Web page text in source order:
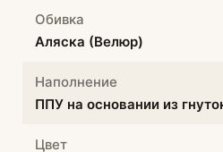
Обивка
Аляска (Велюр)
Наполнение
ППУ на основании из
Цвет